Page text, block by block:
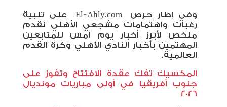
وفي إطار حرص El-Ahly.com
على تلبية
رغبات واهتمامات مشجعي الأهلي نقدم
ملخص لأبرز أخبار يوم أمس للمتابعين
المهتمين بأخبار النادي الأهلي وكرة القدم
العالمية.
المكسيك تفك عقدة الافتتاح وتفوز على
جنوب أفريقيا في أولى مباريات مونديال
2026